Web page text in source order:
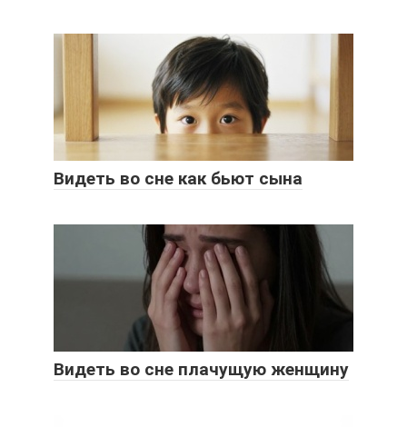
Видеть во сне как бьют сына
Видеть во сне плачущую женщину